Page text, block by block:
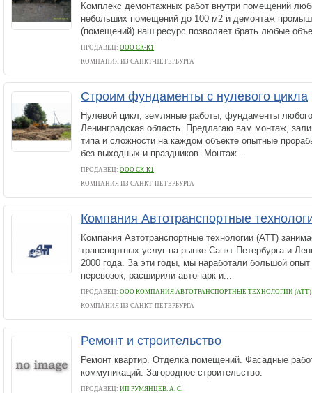
Комплекс демонтажных работ внутри помещений
небольших помещений до 100 м2 и демонтаж
(помещений) наш ресурс позволяет брать любые
ПРОДАВЕЦ: ООО СК-К1
КОМПАНИЯ ИЗ САНКТ-ПЕТЕРБУРГА
Строим фундаменты с нулевого цикла
Нулевой цикл, земляные работы, фундаменты
Ленинградская область. Предлагаю вам монтаж,
типа и сложности на каждом объекте опытные
без выходных и праздников. Монтаж...
ПРОДАВЕЦ: ООО СК-К1
КОМПАНИЯ ИЗ САНКТ-ПЕТЕРБУРГА
Компания Автотранспортные
Компания Автотранспортные технологии (АТТ)
транспортных услуг на рынке Санкт-Петербурга и
2000 года. За эти годы, мы наработали большой
перевозок, расширили автопарк и...
ПРОДАВЕЦ: ООО КОМПАНИЯ АВТОТРАНСПОРТНЫЕ ТЕХНОЛОГИИ (АТТ)
КОМПАНИЯ ИЗ САНКТ-ПЕТЕРБУРГА
Ремонт и строительство
Ремонт квартир. Отделка помещений. Фасадные
коммуникаций. Загородное строительство.
ПРОДАВЕЦ: ИП РУМЯНЦЕВ. А. С.